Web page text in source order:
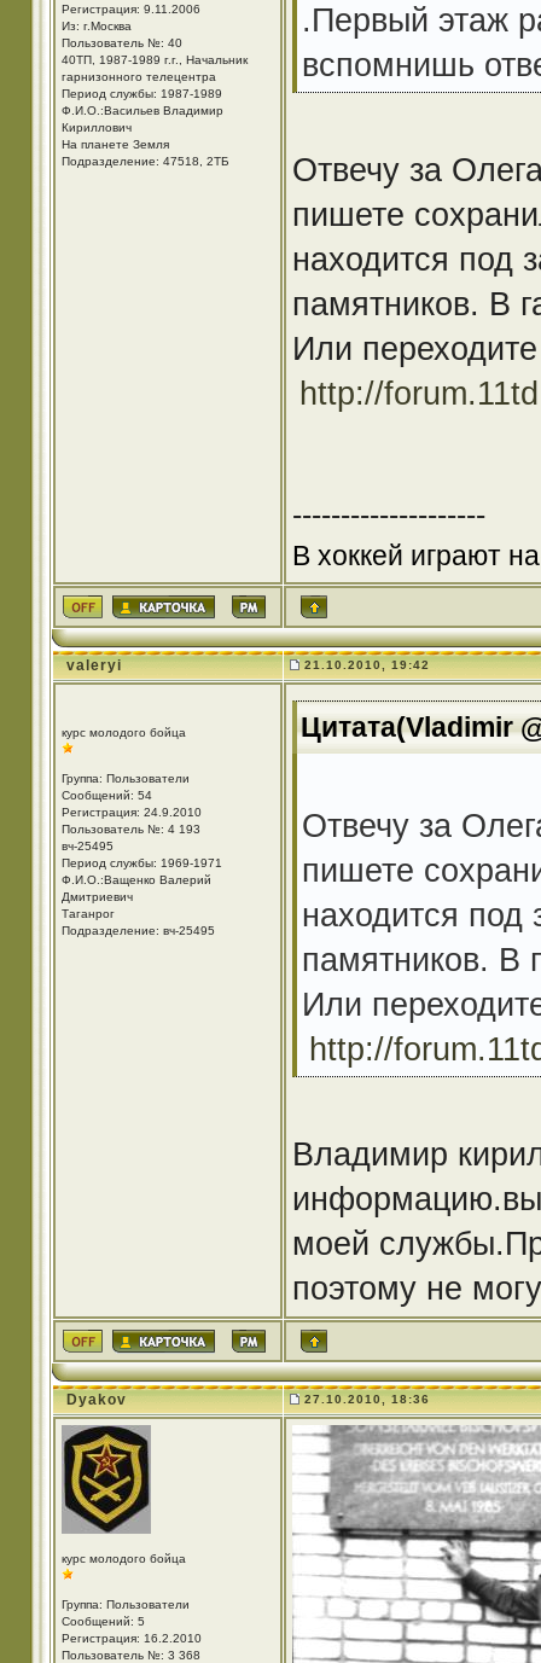
Регистрация: 9.11.2006
Из: г.Москва
Пользователь №: 40
40ТП, 1987-1989 г.г., Начальник
гарнизонного телецентра
Период службы: 1987-1989
Ф.И.О.:Васильев Владимир
Кириллович
На планете Земля
Подразделение: 47518, 2ТБ
.Первый этаж
вспомнишь
Отвечу за
пишете
находится под
памятников. В
Или
http://
--------------------
В хоккей играют
valeryi 21.10.2010, 19:42
курс молодого бойца
Группа: Пользователи
Сообщений: 54
Регистрация: 24.9.2010
Пользователь №: 4 193
вч-25495
Период службы: 1969-1971
Ф.И.О.:Ващенко Валерий
Дмитриевич
Таганрог
Подразделение: вч-25495
Цитата(Vladimir
Отвечу за
пишете
находится под
памятников. В
Или
http://
Владимир
информацию.вы
моей
поэтому не
Dyakov 27.10.2010, 18:36
курс молодого бойца
Группа: Пользователи
Сообщений: 5
Регистрация: 16.2.2010
Пользователь №: 3 368